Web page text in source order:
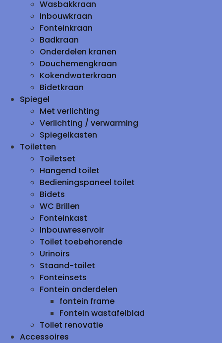
Wasbakkraan
Inbouwkraan
Fonteinkraan
Badkraan
Onderdelen kranen
Douchemengkraan
Kokendwaterkraan
Bidetkraan
Spiegel
Met verlichting
Verlichting / verwarming
Spiegelkasten
Toiletten
Toiletset
Hangend toilet
Bedieningspaneel toilet
Bidets
WC Brillen
Fonteinkast
Inbouwreservoir
Toilet toebehorende
Urinoirs
Staand-toilet
Fonteinsets
Fontein onderdelen
fontein frame
Fontein wastafelblad
Toilet renovatie
Accessoires